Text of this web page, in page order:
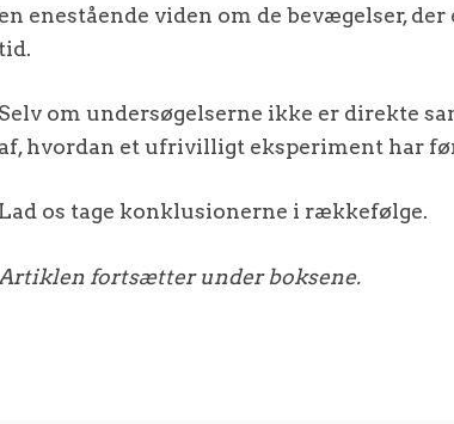
en enestående viden om de bevægelser,
tid.
Selv om undersøgelserne ikke er direkte
af, hvordan et ufrivilligt eksperiment har
Lad os tage konklusionerne i rækkefølge.
fortsætter under boksene.